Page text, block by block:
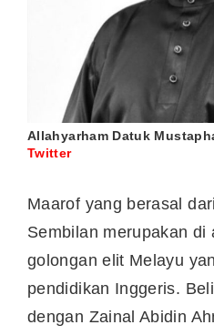
Allahyarham Datuk
Twitter
Maarof yang berasal
Sembilan merupakan di
golongan elit Melayu
pendidikan Inggeris.
dengan Zainal Abidin